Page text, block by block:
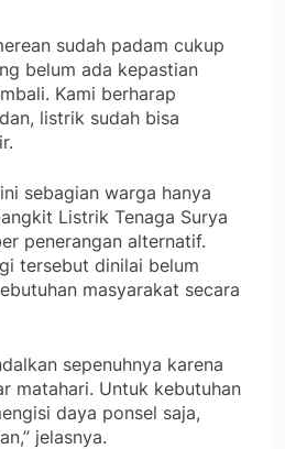
sudah padam cukup
belum ada kepastian
Kami berharap
listrik sudah bisa
sebagian warga hanya
Listrik Tenaga Surya
penerangan alternatif.
tersebut dinilai belum
masyarakat secara
sepenuhnya karena
matahari. Untuk kebutuhan
daya ponsel saja,
jelasnya.